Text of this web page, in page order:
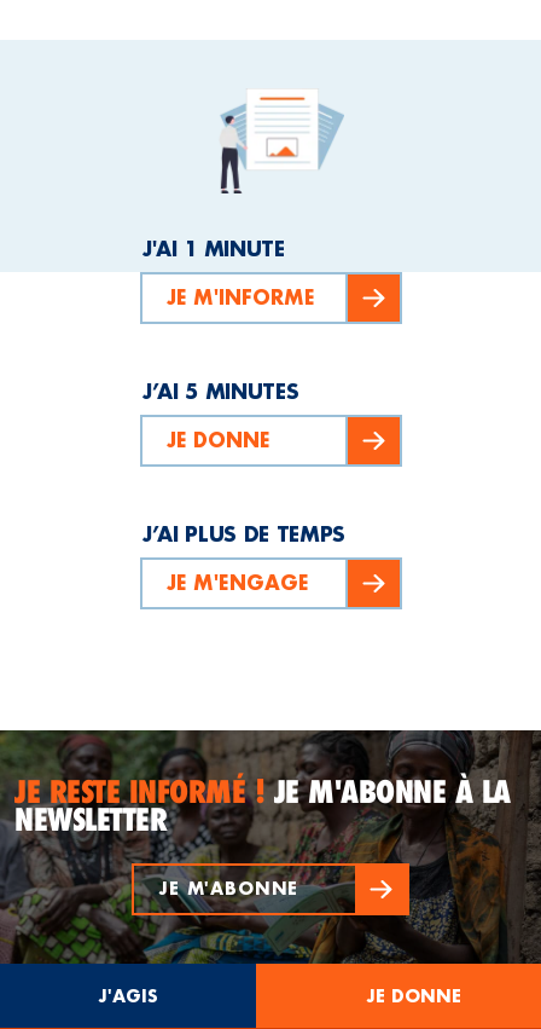
J'AI 1 MINUTE
JE M'INFORME
J’AI 5 MINUTES
JE DONNE
J’AI PLUS DE TEMPS
JE M'ENGAGE
JE RESTE INFORMÉ !JE M'ABONNE À LA
NEWSLETTER
JE M'ABONNE
J'AGIS JE DONNE